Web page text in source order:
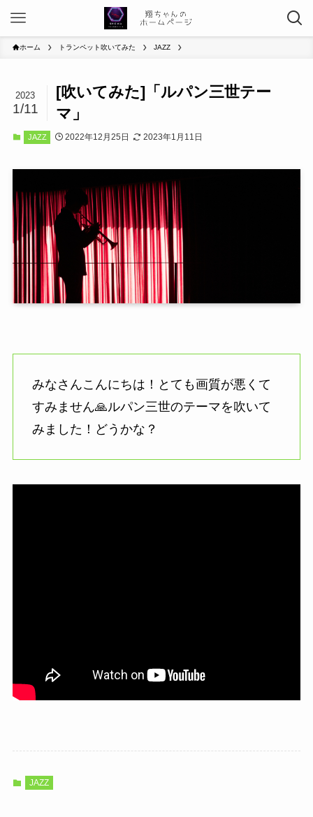
ホーム トランペット吹いてみた JAZZ
[吹いてみた]「ルパン三世テー
マ」
2023
1/11
JAZZ 2022年12月25日 2023年1月11日
みなさんこんにちは！とても画質が悪くて
すみません🙏ルパン三世のテーマを吹いて
みました！どうかな？
JAZZ